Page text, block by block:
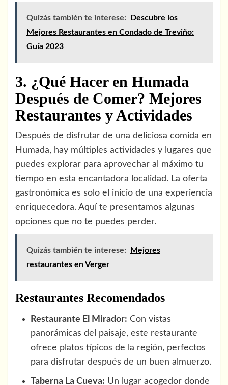
Quizás también te interese:
Descubre los
Mejores Restaurantes en Condado de Treviño:
Guía 2023
3. ¿Qué Hacer en Humada
Después de Comer? Mejores
Restaurantes y Actividades
Después de disfrutar de una deliciosa comida en
Humada, hay múltiples actividades y lugares que
puedes explorar para aprovechar al máximo tu
tiempo en esta encantadora localidad. La oferta
gastronómica es solo el inicio de una experiencia
enriquecedora. Aquí te presentamos algunas
opciones que no te puedes perder.
Quizás también te interese:
Mejores
restaurantes en Verger
Restaurantes Recomendados
Restaurante El Mirador: Con vistas
panorámicas del paisaje, este restaurante
ofrece platos típicos de la región, perfectos
para disfrutar después de un buen almuerzo.
Taberna La Cueva: Un lugar acogedor donde